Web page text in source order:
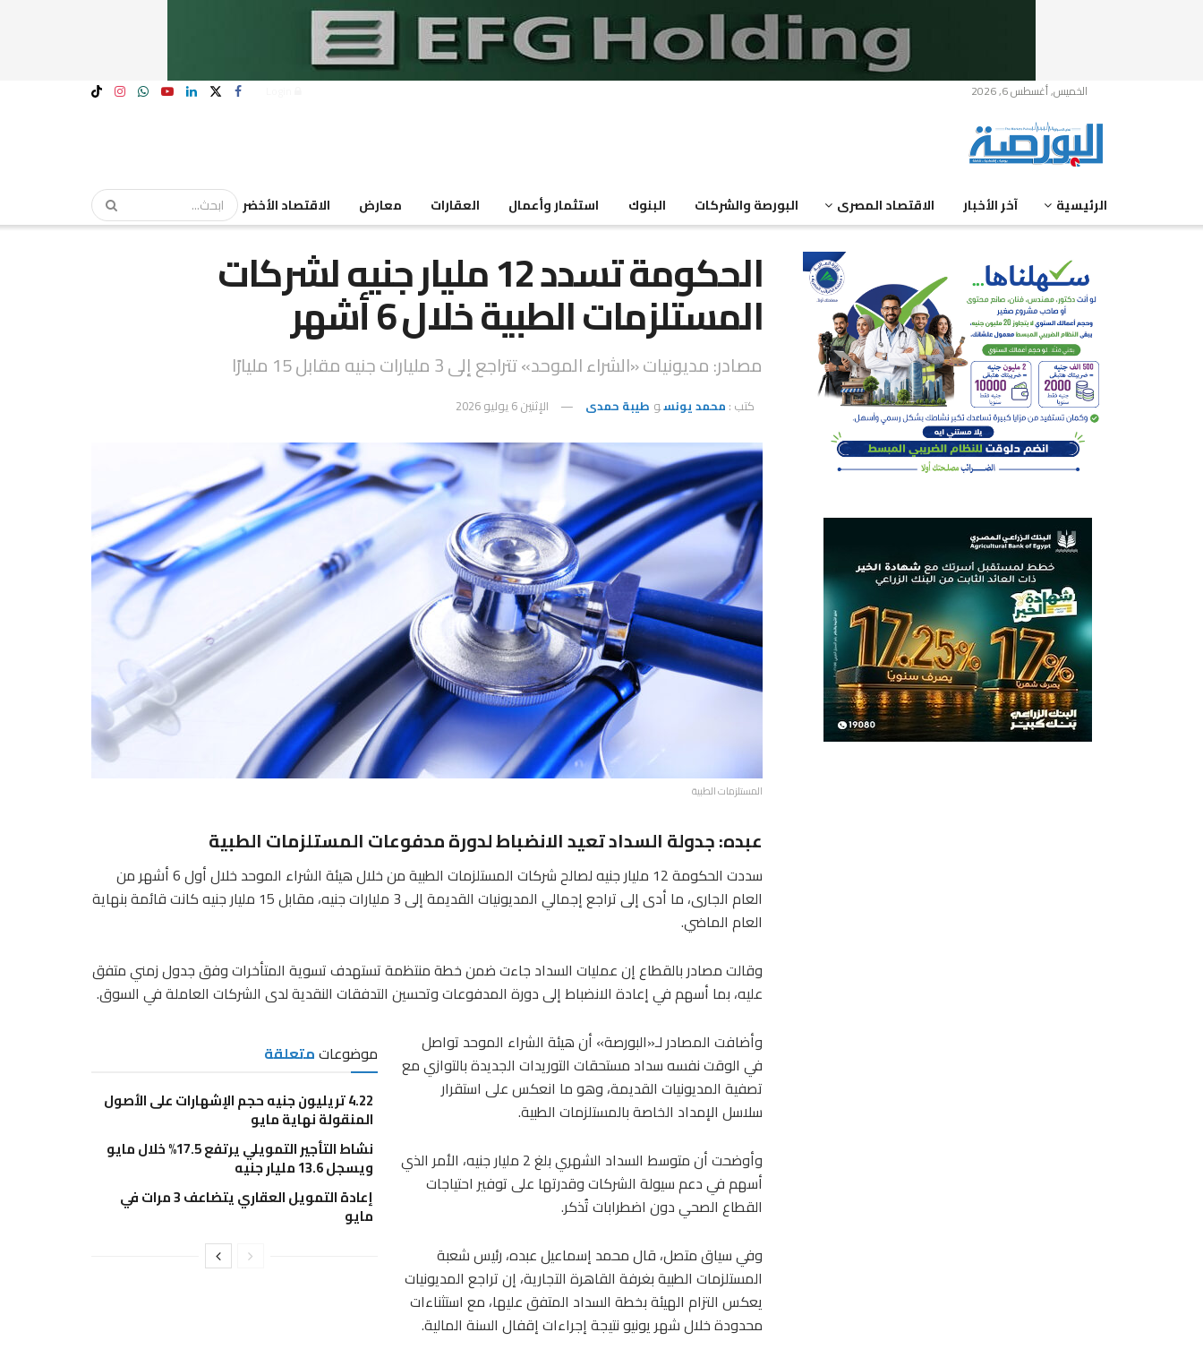
الخميس, أغسطس 6, 2026
الرئيسية آخر الأخبار الاقتصاد المصرى البورصة والشركات البنوك استثمار وأعمال العقارات معارض الاقتصاد الأخضر
الحكومة تسدد 12 مليار جنيه لشركات
المستلزمات الطبية خلال 6 أشهر
مصادر: مديونيات «الشراء الموحد» تتراجع إلى 3 مليارات جنيه مقابل 15 مليارًا
كتب : محمد يونسو طيبة حمدى الإثنين 6 يوليو 2026
المستلزمات الطبية
عبده: جدولة السداد تعيد الانضباط لدورة مدفوعات المستلزمات الطبية
سددت الحكومة 12 مليار جنيه لصالح شركات المستلزمات الطبية من خلال هيئة الشراء الموحد خلال أول 6 أشهر من
العام الجارى، ما أدى إلى تراجع إجمالي المديونيات القديمة إلى 3 مليارات جنيه، مقابل 15 مليار جنيه كانت قائمة بنهاية
العام الماضي.
وقالت مصادر بالقطاع إن عمليات السداد جاءت ضمن خطة منتظمة تستهدف تسوية المتأخرات وفق جدول زمني متفق
عليه، بما أسهم في إعادة الانضباط إلى دورة المدفوعات وتحسين التدفقات النقدية لدى الشركات العاملة في السوق.
موضوعاتمتعلقة
4.22 تريليون جنيه حجم الإشهارات على الأصول
المنقولة نهاية مايو
نشاط التأجير التمويلي يرتفع 17.5% خلال مايو
ويسجل 13.6 مليار جنيه
إعادة التمويل العقاري يتضاعف 3 مرات في
مايو
وأضافت المصادر لـ«البورصة» أن هيئة الشراء الموحد تواصل
في الوقت نفسه سداد مستحقات التوريدات الجديدة بالتوازي مع
تصفية المديونيات القديمة، وهو ما انعكس على استقرار
سلاسل الإمداد الخاصة بالمستلزمات الطبية.
وأوضحت أن متوسط السداد الشهري بلغ 2 مليار جنيه، الأمر الذي
أسهم في دعم سيولة الشركات وقدرتها على توفير احتياجات
القطاع الصحي دون اضطرابات تُذكر.
وفي سياق متصل، قال محمد إسماعيل عبده، رئيس شعبة
المستلزمات الطبية بغرفة القاهرة التجارية، إن تراجع المديونيات
يعكس التزام الهيئة بخطة السداد المتفق عليها، مع استثناءات
محدودة خلال شهر يونيو نتيجة إجراءات إقفال السنة المالية.